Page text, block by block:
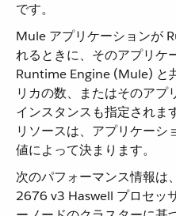
です。
Mule アプリケーションが
れるときに、そのアプリケ
Runtime Engine (Mule) と
リカの数、またはそのアプ
インスタンスも指定されま
リソースは、アプリケーシ
値によって決まります。
次のパフォーマンス情報
2676 v3 Haswell プロセッ